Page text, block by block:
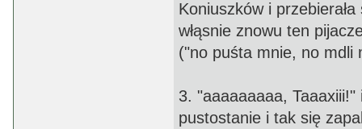
Koniuszków i
włąsnie znowu ten
("no puśta mnie, no mdli
3. "aaaaaaaaa,
pustostanie i tak się